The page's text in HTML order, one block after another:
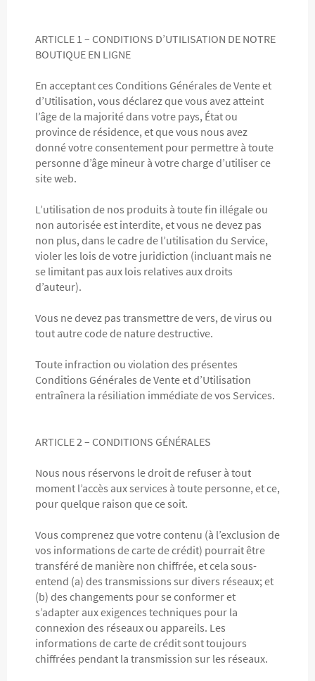
ARTICLE 1 – CONDITIONS D’UTILISATION DE NOTRE
BOUTIQUE EN LIGNE
En acceptant ces Conditions Générales de Vente et
d’Utilisation, vous déclarez que vous avez atteint
l’âge de la majorité dans votre pays, État ou
province de résidence, et que vous nous avez
donné votre consentement pour permettre à toute
personne d’âge mineur à votre charge d’utiliser ce
site web.
L’utilisation de nos produits à toute fin illégale ou
non autorisée est interdite, et vous ne devez pas
non plus, dans le cadre de l’utilisation du Service,
violer les lois de votre juridiction (incluant mais ne
se limitant pas aux lois relatives aux droits
d’auteur).
Vous ne devez pas transmettre de vers, de virus ou
tout autre code de nature destructive.
Toute infraction ou violation des présentes
Conditions Générales de Vente et d’Utilisation
entraînera la résiliation immédiate de vos Services.
ARTICLE 2 – CONDITIONS GÉNÉRALES
Nous nous réservons le droit de refuser à tout
moment l’accès aux services à toute personne, et ce,
pour quelque raison que ce soit.
Vous comprenez que votre contenu (à l’exclusion de
vos informations de carte de crédit) pourrait être
transféré de manière non chiffrée, et cela sous-
entend (a) des transmissions sur divers réseaux; et
(b) des changements pour se conformer et
s’adapter aux exigences techniques pour la
connexion des réseaux ou appareils. Les
informations de carte de crédit sont toujours
chiffrées pendant la transmission sur les réseaux.